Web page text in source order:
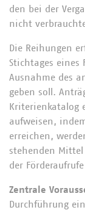
den bei der
nicht
Die Reihungen
Stichtages eines
Ausnahme des
geben soll.
Kriterienkatalog
aufweisen,
erreichen,
stehenden
der
Zentrale
Durchführung